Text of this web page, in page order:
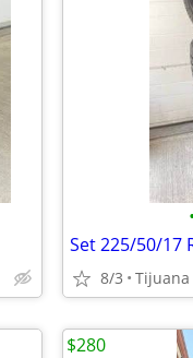
Set 225/50/17
8/3 Tijuana
$280